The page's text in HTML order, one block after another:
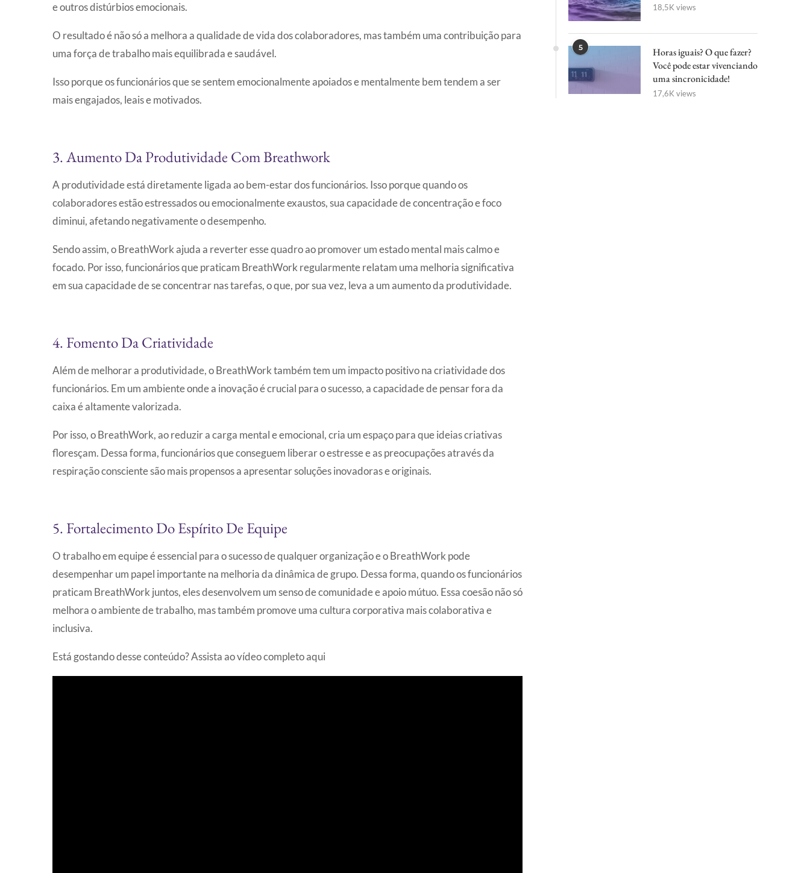
e outros distúrbios emocionais.
O resultado é não só a melhora a qualidade de vida dos colaboradores, mas também uma contribuição para
uma força de trabalho mais equilibrada e saudável.
Isso porque os funcionários que se sentem emocionalmente apoiados e mentalmente bem tendem a ser
mais engajados, leais e motivados.
3. Aumento Da Produtividade Com Breathwork
A produtividade está diretamente ligada ao bem-estar dos funcionários. Isso porque quando os
colaboradores estão estressados ou emocionalmente exaustos, sua capacidade de concentração e foco
diminui, afetando negativamente o desempenho.
Sendo assim, o BreathWork ajuda a reverter esse quadro ao promover um estado mental mais calmo e
focado. Por isso, funcionários que praticam BreathWork regularmente relatam uma melhoria significativa
em sua capacidade de se concentrar nas tarefas, o que, por sua vez, leva a um aumento da produtividade.
4. Fomento Da Criatividade
Além de melhorar a produtividade, o BreathWork também tem um impacto positivo na criatividade dos
funcionários. Em um ambiente onde a inovação é crucial para o sucesso, a capacidade de pensar fora da
caixa é altamente valorizada.
Por isso, o BreathWork, ao reduzir a carga mental e emocional, cria um espaço para que ideias criativas
floresçam. Dessa forma, funcionários que conseguem liberar o estresse e as preocupações através da
respiração consciente são mais propensos a apresentar soluções inovadoras e originais.
5. Fortalecimento Do Espírito De Equipe
O trabalho em equipe é essencial para o sucesso de qualquer organização e o BreathWork pode
desempenhar um papel importante na melhoria da dinâmica de grupo. Dessa forma, quando os funcionários
praticam BreathWork juntos, eles desenvolvem um senso de comunidade e apoio mútuo. Essa coesão não só
melhora o ambiente de trabalho, mas também promove uma cultura corporativa mais colaborativa e
inclusiva.
Está gostando desse conteúdo? Assista ao vídeo completo aqui
18,5K views
5
Horas iguais? O que fazer?
Você pode estar vivenciando
uma sincronicidade!
17,6K views